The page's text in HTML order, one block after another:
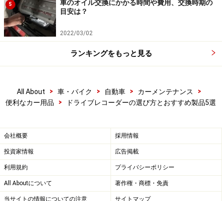
■録画時間
ドライブレコーダーに搭載するSDカードの容量によっ
て、録画・映像を保存できる時間が変わります。SDカー
ドの容量が大きいほど値段も高くなります。SDカードに
レコーダーが対応している規格のSDカードを選びましょ
う。
■イベント録画・手動録画・その他の機能
前述したように、衝撃時や加速時など、前後の映像を自
動的に録画・保存してくれる「イベント録画」機能がつ
いたものを購入するのを推奨します。また、ドライブレ
コーダーには、自分が録画したい部分だけを記録し、保
5
車のオイル交換にかかる時間や費用、交換時期の
目安は？
2022/03/02
ランキングをもっと見る
All About > 車・バイク > 自動車 > カーメンテナンス
>
便利なカー用品
> ドライブレコーダーの選び方とおすすめ製品5選
会社概要 採用情報
投資家情報 広告掲載
利用規約 プライバシーポリシー
All Aboutについて 著作権・商標・免責
当サイトの情報についての注意 サイトマップ